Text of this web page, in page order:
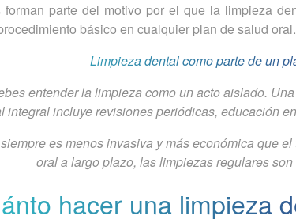
forman parte del motivo por el que la limpieza
básico en cualquier plan de salud oral.
Limpieza dental como parte de un
entender la limpieza como un acto aislado.
integral incluye revisiones periódicas, educación
es menos invasiva y más económica que
oral a largo plazo, las limpiezas regulares
hacer una limpieza